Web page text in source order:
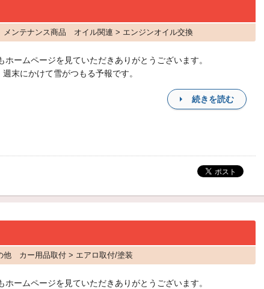
ンテナンス商品 オイル関連 > エンジンオイル交換
ホームページを見ていただきありがとうございます。
末にかけて雪がつもる予報です。
続きを読む
カー用品取付 > エアロ取付/塗装
ホームページを見ていただきありがとうございます。